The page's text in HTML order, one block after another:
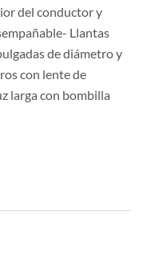
del conductor y
Llantas
de diámetro y
con lente de
larga con bombilla